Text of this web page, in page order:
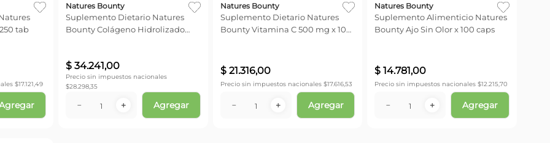
tab
$17.121,49
Natures Bounty
Suplemento Dietario Natures
Bounty Colágeno Hidrolizado
$ 34.241,00
Precio sin impuestos nacionales
$28.298,35
＋
－ Agregar
Natures Bounty
Suplemento Dietario Natures
Bounty Vitamina C 500 mg x 100
$ 21.316,00
Precio sin impuestos nacionales $17.616,53
＋
－ Agregar
Natures Bounty
Suplemento Alimenticio Natures
Bounty Ajo Sin Olor x 100 caps
$ 14.781,00
Precio sin impuestos nacionales $12.215,70
＋
－ Agregar